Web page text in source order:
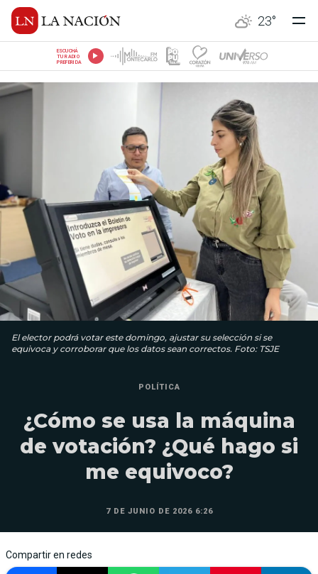
23°
ESCUCHÁ
TU RADIO
PREFERIDA
El elector podrá votar este domingo, ajustar su selección si se
equivoca y corroborar que los datos sean correctos. Foto: TSJE
POLÍTICA
¿Cómo se usa la máquina
de votación? ¿Qué hago si
me equivoco?
7 DE JUNIO DE 2026 6:26
Compartir en redes